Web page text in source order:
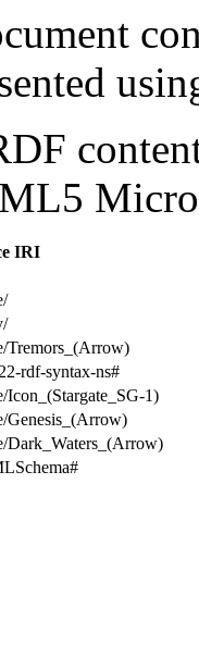
IRI
Tremors_(Arrow)
rdf-syntax-ns#
Icon_(Stargate_SG-1)
Genesis_(Arrow)
Dark_Waters_(Arrow)